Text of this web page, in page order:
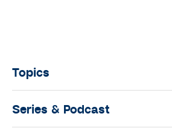
Topics
Series & Podcast